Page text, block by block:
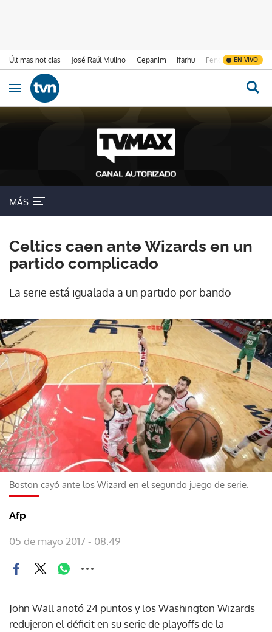
Últimas noticias José Raúl Mulino Cepanim Ifarhu Fenómeno de El
EN VIVO
Ir al contenido
Obrir navegació
MÁS
Celtics caen ante Wizards en un
partido complicado
La serie está igualada a un partido por bando
Boston cayó ante los Wizard en el segundo juego de serie.
Afp
05 de mayo 2017 - 08:49
John Wall anotó 24 puntos y los Washington Wizards
redujeron el déficit en su serie de playoffs de la